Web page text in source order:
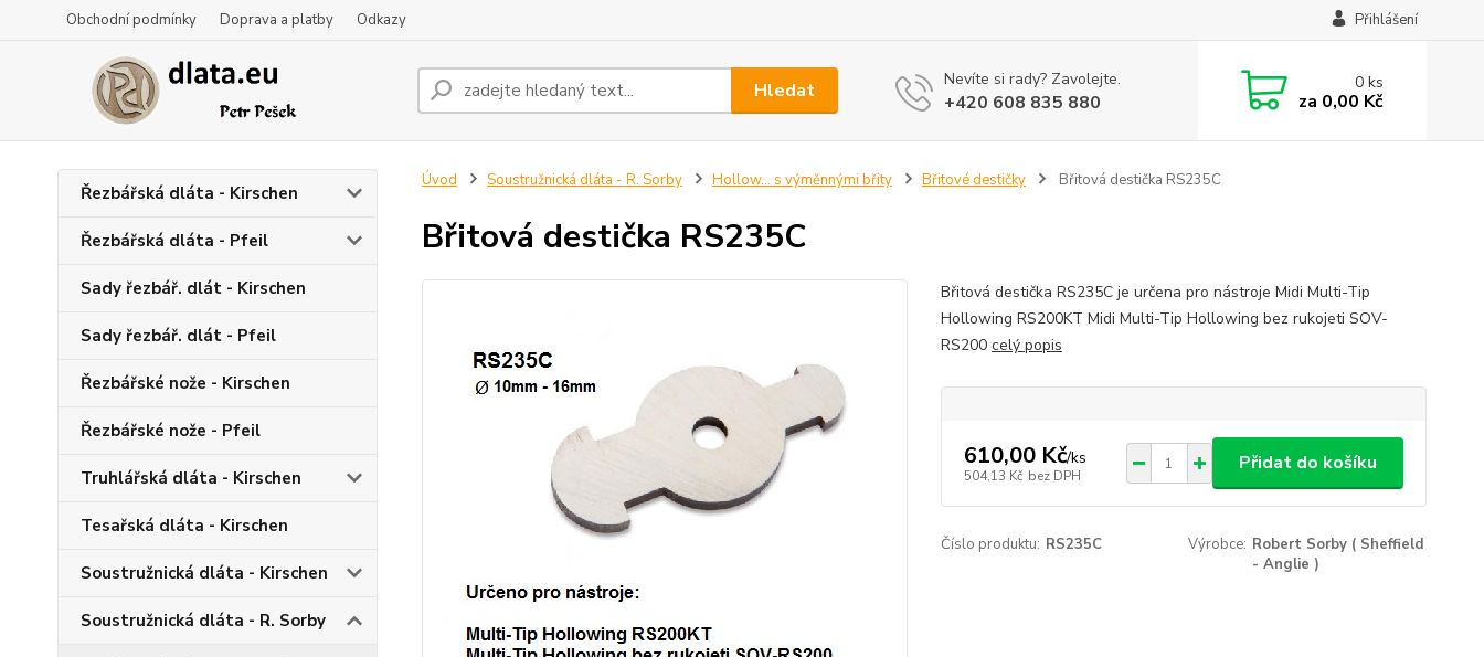
Obchodní podmínky Doprava a platby Odkazy Přihlášení
Hledat Nevíte si rady? Zavolejte.
+420 608 835 880
0ks
za 0,00 Kč
Řezbářská dláta - Kirschen
Řezbářská dláta - Pfeil
Sady řezbář. dlát - Kirschen
Sady řezbář. dlát - Pfeil
Řezbářské nože - Kirschen
Řezbářské nože - Pfeil
Truhlářská dláta - Kirschen
Tesařská dláta - Kirschen
Soustružnická dláta - Kirschen
Soustružnická dláta - R. Sorby
Úvod Soustružnická dláta - R. Sorby Hollow... s výměnnými břity Břitové destičky Břitová destička RS235C
Břitová destička RS235C
Břitová destička RS235C je určena pro nástroje Midi Multi-Tip
Hollowing RS200KT Midi Multi-Tip Hollowing bez rukojeti SOV-
RS200 celý popis
610,00 Kč/ks
504,13 Kč bez DPH
Přidat do košíku
Číslo produktu: RS235C Výrobce: Robert Sorby ( Sheffield
- Anglie )